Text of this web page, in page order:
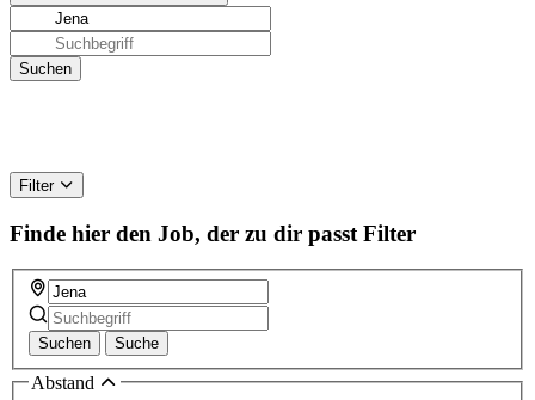
Filter
Finde hier den Job, der zu dir passt Filter
Suchen Suche
Abstand